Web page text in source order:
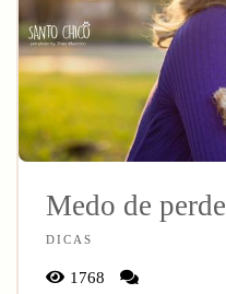
Medo de
DICAS
1768